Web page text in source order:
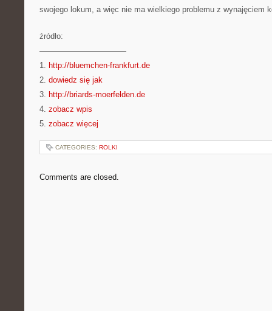
swojego lokum, a więc nie ma wielkiego problemu z wynajęciem
źródło:
———————————
1. http://bluemchen-frankfurt.de
2. dowiedz się jak
3. http://briards-moerfelden.de
4. zobacz wpis
5. zobacz więcej
CATEGORIES: ROLKI
Comments are closed.